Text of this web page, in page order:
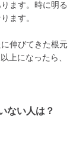
ます。時に明る
ます。
伸びてきた根元
上になったら、
ない人は？